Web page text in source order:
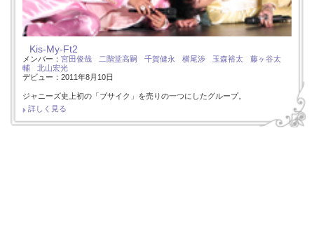
Kis-My-Ft2
メンバー： 宮田俊哉 二階堂高嗣 千賀健永 横尾渉 玉森裕太
藤ヶ谷太
輔
北山宏光
デビュー：2011年8月10日
ジャニーズ史上初の「ブサイク」を売りの一つにしたグループ。
詳しく見る